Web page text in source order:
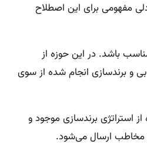
مفهومی برای این اصطلاح
باشد. در این حوزه از
و برندسازی انجام شده از سوی
استراتژی برندسازی موجود و
مخاطب ارسال می‌شود.